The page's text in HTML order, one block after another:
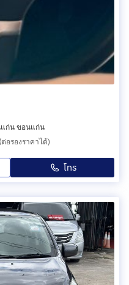
แก่น ขอนแก่น
อรองราคาได้)
โทร